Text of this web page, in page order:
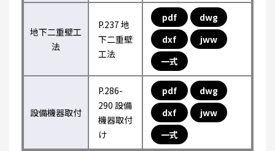
地下二重壁工
法
P.237 地
下二重壁
工法
pdf
dwg
dxf
jww
一式
設備機器取付
P.286-
290 設備
機器取付
け
pdf
dwg
dxf
jww
一式